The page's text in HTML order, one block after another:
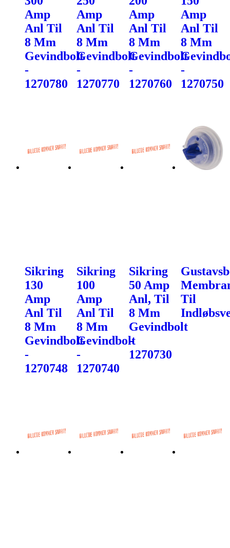
Amp
Anl Til
8 Mm
Gevindbolt
-
1270780
Amp
Anl Til
8 Mm
Gevindbolt
-
1270770
Amp
Anl Til
8 Mm
Gevindbolt
-
1270760
Amp
Anl Til
8 Mm
-
1270750
Sikring
130
Amp
Anl Til
8 Mm
Gevindbolt
-
1270748
Sikring
100
Amp
Anl Til
8 Mm
Gevindbolt
-
1270740
Sikring
50 Amp
Anl, Til
8 Mm
Gevindbolt
-
1270730
Til